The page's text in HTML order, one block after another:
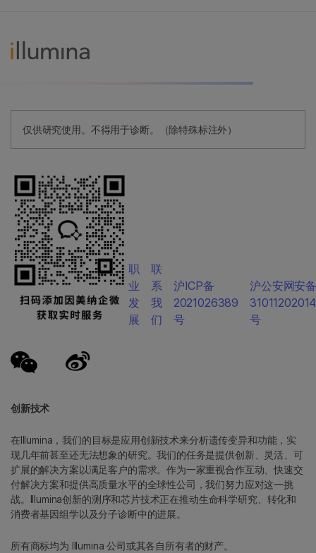
仅供研究使用。不得用于诊断。（除特殊标注外）
创新技术
在Illumina，我们的目标是应用创新技术来分析遗传变异和功能，实
现几年前甚至还无法想象的研究。我们的任务是提供创新、灵活、可
扩展的解决方案以满足客户的需求。作为一家重视合作互动、快速交
付解决方案和提供高质量水平的全球性公司，我们努力应对这一挑
战。Illumina创新的测序和芯片技术正在推动生命科学研究、转化和
消费者基因组学以及分子诊断中的进展。
所有商标均为 Illumina 公司或其各自所有者的财产。
职
业
发
展
联
系
我
们
沪ICP备
2021026389
号
沪公安网安
号